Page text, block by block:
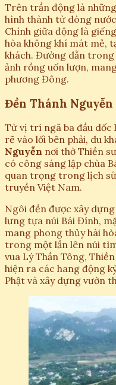
Trên trần động là
hình thành từ dòng
Chính giữa động là
hòa không khí mát mẻ,
khách. Đường dẫn
ảnh rồng uốn lượn,
phương Đông.
Đền Thánh Nguyễn
Từ vị trí ngã ba đầu dốc
rẽ vào lối bên phải, du
Nguyễn nơi thờ Thiền
có công sáng lập chùa
quan trọng trong lịch
truyền Việt Nam.
Ngôi đền được xây
lưng tựa núi Bái Đính,
mang phong thủy hài
trong một lần lên núi
vua Lý Thần Tông,
hiện ra các hang động
Phật và xây dựng vườn